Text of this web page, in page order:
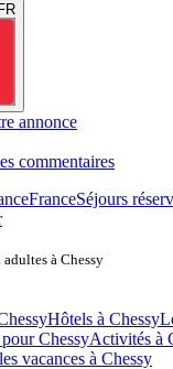
annonce
commentaires
FranceSéjours
adultes à Chessy
Hôtels à Chessy
ChessyActivités à
vacances à Chessy